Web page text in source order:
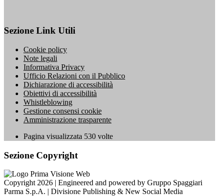
Sezione Link Utili
Cookie policy
Note legali
Informativa Privacy
Ufficio Relazioni con il Pubblico
Dichiarazione di accessibilità
Obiettivi di accessibilità
Whistleblowing
Gestione consensi cookie
Amministrazione trasparente
Pagina visualizzata 530 volte
Sezione Copyright
Copyright 2026 | Engineered and powered by Gruppo Spaggiari
Parma S.p.A. | Divisione Publishing & New Social Media